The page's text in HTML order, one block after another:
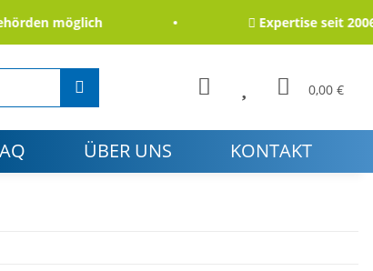
möglich Expertise seit 2006
0,00 €
ÜBER UNS KONTAKT